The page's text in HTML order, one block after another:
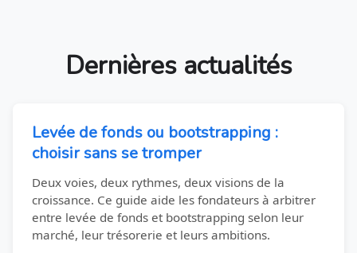
Dernières actualités
Levée de fonds ou bootstrapping :
choisir sans se tromper
Deux voies, deux rythmes, deux visions de la
croissance. Ce guide aide les fondateurs à arbitrer
entre levée de fonds et bootstrapping selon leur
marché, leur trésorerie et leurs ambitions.